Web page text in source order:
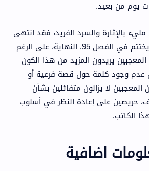
يوم من بعيد.
بالإثارة والسرد الفريد، فقد انتهى
بعد موسمين فقط، ويختتم في الفصل 95. النهاية، على الرغم
يريدون المزيد من هذا الكون
عدم وجود كلمة حول قصة فرعية أو
المعجبين لا يزالون متفائلين بشأن
حريصين على إعادة النظر في أسلوب
الكاتب.
اضافية